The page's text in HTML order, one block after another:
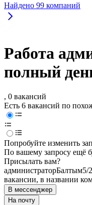
Найдено 99 компаний
Работа
полный
, 0 вакансий
Есть 6 вакансий по
Попробуйте изменить
По вашему запросу ещё
Присылать вам?
администраторБалтым5/2
вакансии, в названии
В мессенджер
На почту